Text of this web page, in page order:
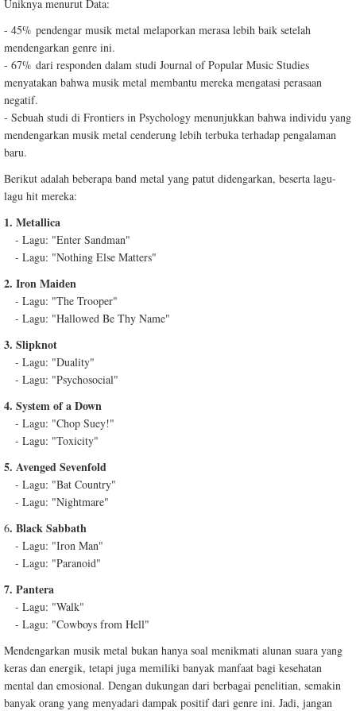
Uniknya menurut Data:
- 45% pendengar musik metal melaporkan merasa lebih baik setelah
mendengarkan genre ini.
- 67% dari responden dalam studi Journal of Popular Music Studies
menyatakan bahwa musik metal membantu mereka mengatasi perasaan
negatif.
- Sebuah studi di Frontiers in Psychology menunjukkan bahwa individu yang
mendengarkan musik metal cenderung lebih terbuka terhadap pengalaman
baru.
Berikut adalah beberapa band metal yang patut didengarkan, beserta lagu-
lagu hit mereka:
1. Metallica
- Lagu: "Enter Sandman"
- Lagu: "Nothing Else Matters"
2. Iron Maiden
- Lagu: "The Trooper"
- Lagu: "Hallowed Be Thy Name"
3. Slipknot
- Lagu: "Duality"
- Lagu: "Psychosocial"
4. System of a Down
- Lagu: "Chop Suey!"
- Lagu: "Toxicity"
5. Avenged Sevenfold
- Lagu: "Bat Country"
- Lagu: "Nightmare"
6. Black Sabbath
- Lagu: "Iron Man"
- Lagu: "Paranoid"
7. Pantera
- Lagu: "Walk"
- Lagu: "Cowboys from Hell"
Mendengarkan musik metal bukan hanya soal menikmati alunan suara yang
keras dan energik, tetapi juga memiliki banyak manfaat bagi kesehatan
mental dan emosional. Dengan dukungan dari berbagai penelitian, semakin
banyak orang yang menyadari dampak positif dari genre ini. Jadi, jangan